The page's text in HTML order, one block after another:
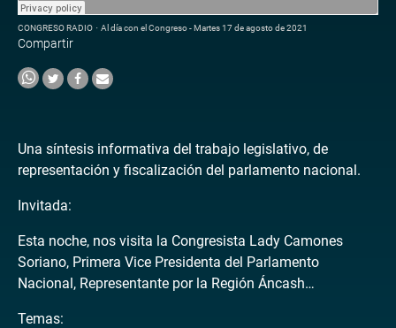
CONGRESO RADIO · Al día con el Congreso - Martes 17 de agosto de 2021
Compartir
Una síntesis informativa del trabajo legislativo, de
representación y fiscalización del parlamento nacional.
Invitada:
Esta noche, nos visita la Congresista Lady Camones
Soriano, Primera Vice Presidenta del Parlamento
Nacional, Representante por la Región Áncash…
Temas: